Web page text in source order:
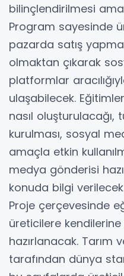
bilinçlendirilmesi
Program sayesinde
pazarda satış
olmaktan çıkarak
platformlar
ulaşabilecek.
nasıl
kurulması, sosyal
amaçla etkin
medya gönderisi
konuda bilgi
Proje çerçevesinde
üreticilere kendilerine
hazırlanacak. Tarım
tarafından dünya